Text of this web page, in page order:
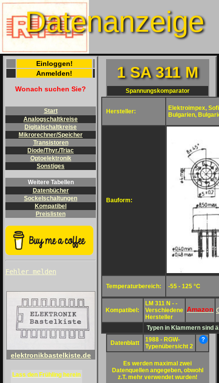
Datenanzeige
Einloggen!
Anmelden!
Wonach suchen Sie?
Start
Analogschaltkreise
Digitalschaltkreise
Mikrorechner/Speicher
Transistoren
Diode/Thyr./Triac
Optoelektronik
Sonstiges
Weitere Tabellen
Datenbücher
Sockelschaltungen
Kompatibel
Preislisten
Fehler melden
elektronikbastelkiste.de
Lass den Frühling herein
1 SA 311 M
Spannungskomparator
Hersteller:
Elektroimpex,
Bulgarien,
Bauform:
Temperaturbereich: -55 - 125 °C
Kompatibel:
LM 311 N - -
Verschiedene
Hersteller
Amazon
Typen in Klammern sind
Datenblatt
1988 - RGW-
Typenübersicht 2
?
Es werden maximal zwei
Datenquellen angegeben, obwohl
z.T. mehr verwendet wurden!